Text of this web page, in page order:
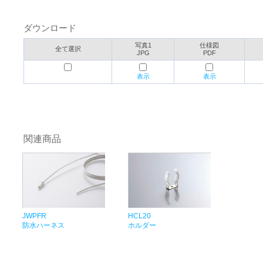
ダウンロード
全て選択
写真1
JPG
仕様図
PDF
表示 表示
関連商品
JWPFR
防水ハーネス
HCL20
ホルダー